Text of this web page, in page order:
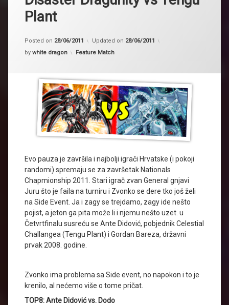
Plant
Posted on 28/06/2011 Updated on 28/06/2011
by white dragon Kategorije:
Feature Match
Evo pauza je završila i najbolji igrači Hrvatske (i pokoji
randomi) spremaju se za završetak Nationals
Chapmionship 2011. Stari igrač zvan General gnjavi
Juru što je faila na turniru i Zvonko se dere tko još želi
na Side Event. Ja i zagy se trejdamo, zagy ide nešto
pojist, a jeton ga pita može li i njemu nešto uzet. u
Četvrtfinalu susreću se Ante Didović, pobjednik Celestial
Challangea (Tengu Plant) i Gordan Bareza, državni
prvak 2008. godine.
Zvonko ima problema sa Side event, no napokon i to je
krenilo, al nećemo više o tome pričat.
TOP8: Ante Didović vs. Dodo